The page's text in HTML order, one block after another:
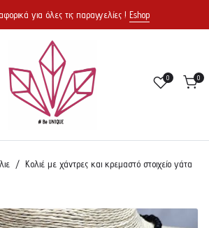
για όλες τις παραγγελίες ! Eshop
0 0
Κολιέ με χάντρες και κρεμαστό στοιχείο γάτα